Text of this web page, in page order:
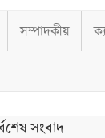
সম্পাদকীয়
সংবাদ